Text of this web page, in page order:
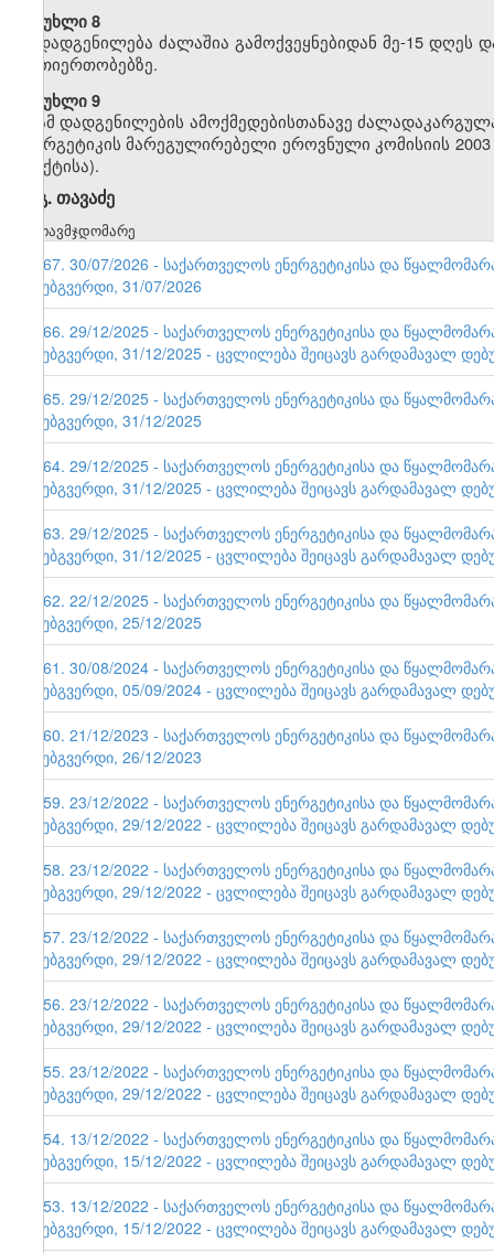
მუხლი 8
დადგენილება ძალაშია გამოქვეყნებიდან მე-15
ურთიერთობებზე.
მუხლი 9
ამ დადგენილების ამოქმედებისთანავე
ენერგეტიკის მარეგულირებელი ეროვნული კომისიის
პუნქტისა).
გ. თავაძე
თავმჯდომარე
167. 30/07/2026 - საქართველოს ენერგეტიკისა და
ვებგვერდი, 31/07/2026
166. 29/12/2025 - საქართველოს ენერგეტიკისა და
ვებგვერდი, 31/12/2025 - ცვლილება შეიცავს გარდამავალ
165. 29/12/2025 - საქართველოს ენერგეტიკისა და
ვებგვერდი, 31/12/2025
164. 29/12/2025 - საქართველოს ენერგეტიკისა და
ვებგვერდი, 31/12/2025 - ცვლილება შეიცავს გარდამავალ
163. 29/12/2025 - საქართველოს ენერგეტიკისა და
ვებგვერდი, 31/12/2025 - ცვლილება შეიცავს გარდამავალ
162. 22/12/2025 - საქართველოს ენერგეტიკისა და
ვებგვერდი, 25/12/2025
161. 30/08/2024 - საქართველოს ენერგეტიკისა და
ვებგვერდი, 05/09/2024 - ცვლილება შეიცავს გარდამავალ
160. 21/12/2023 - საქართველოს ენერგეტიკისა და
ვებგვერდი, 26/12/2023
159. 23/12/2022 - საქართველოს ენერგეტიკისა და
ვებგვერდი, 29/12/2022 - ცვლილება შეიცავს გარდამავალ
158. 23/12/2022 - საქართველოს ენერგეტიკისა და
ვებგვერდი, 29/12/2022 - ცვლილება შეიცავს გარდამავალ
157. 23/12/2022 - საქართველოს ენერგეტიკისა და
ვებგვერდი, 29/12/2022 - ცვლილება შეიცავს გარდამავალ
156. 23/12/2022 - საქართველოს ენერგეტიკისა და
ვებგვერდი, 29/12/2022 - ცვლილება შეიცავს გარდამავალ
155. 23/12/2022 - საქართველოს ენერგეტიკისა და
ვებგვერდი, 29/12/2022 - ცვლილება შეიცავს გარდამავალ
154. 13/12/2022 - საქართველოს ენერგეტიკისა და
ვებგვერდი, 15/12/2022 - ცვლილება შეიცავს გარდამავალ
153. 13/12/2022 - საქართველოს ენერგეტიკისა და
ვებგვერდი, 15/12/2022 - ცვლილება შეიცავს გარდამავალ